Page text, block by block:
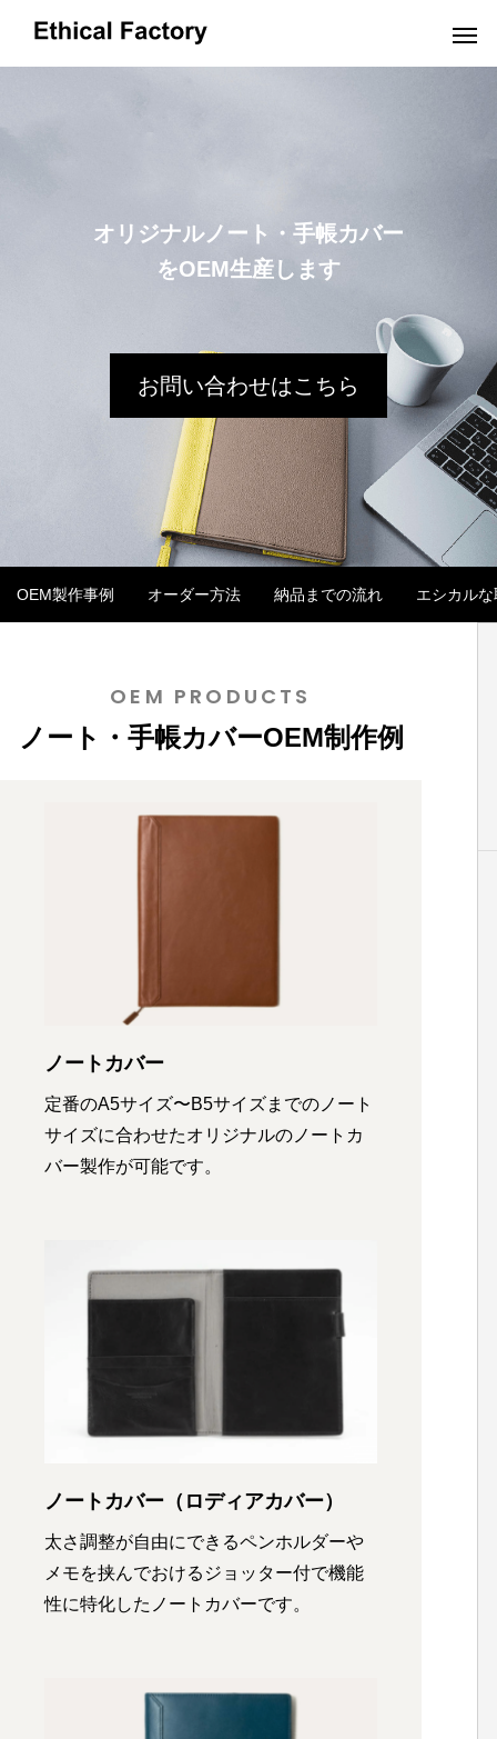
革小物OEMの小ロット生産でオリジナル製
ショルダーバッグ
OEM:コスト削減の
2024.09.19
イタリアンレザーで革製品OEM バングラ
デシュ生産の強み
革製品OEMに活か
イード文化とは
オリジナルノート・手帳カバー
をOEM生産します
お問い合わせはこちら
ノート・手帳カバーOEM
OEM製作事例 オーダー方法 納品までの流れ エシカル
OEM PRODUCTS
ノート・手帳カバーOEM制作例
ノートカバー
定番のA5サイズ〜B5サイズまでのノート
サイズに合わせたオリジナルのノートカ
バー製作が可能です。
ノートカバー（ロディアカバー）
太さ調整が自由にできるペンホルダーや
メモを挟んでおけるジョッター付で機能
性に特化したノートカバーです。